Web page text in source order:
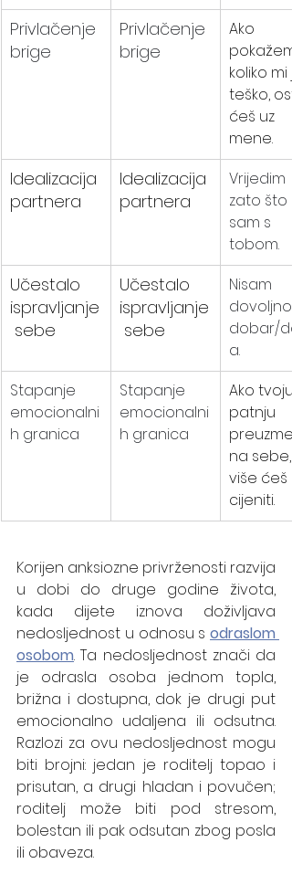
Privlačenje
brige
Privlačenje
brige
Ako
pokažem
koliko mi
teško,
ćeš uz
mene.
Idealizacija
partnera
Idealizacija
partnera
Vrijedim
zato što
sam s
tobom.
Učestalo
ispravljanje
sebe
Učestalo
ispravljanje
sebe
Nisam
dovoljno
dobar/
a.
Stapanje
emocionalni
h granica
Stapanje
emocionalni
h granica
Ako tvoju
patnju
na sebe,
više ćeš
cijeniti.
Korijen anksiozne privrženosti razvija
u dobi do druge godine života,
kada dijete iznova doživljava
nedosljednost u odnosu s odraslom
osobom. Ta nedosljednost znači da
je odrasla osoba jednom topla,
brižna i dostupna, dok je drugi put
emocionalno udaljena ili odsutna.
Razlozi za ovu nedosljednost mogu
biti brojni: jedan je roditelj topao i
prisutan, a drugi hladan i povučen;
roditelj može biti pod stresom,
bolestan ili pak odsutan zbog posla
ili obaveza.